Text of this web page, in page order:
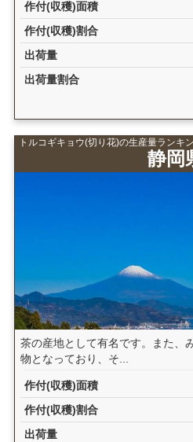
作付(収穫)面積
作付(収穫)割合
出荷量
出荷量割合
トルコギキョウ(切り花)の生産量ランキ
静岡
茶の産地として有名です。また、
物となっており、そ...
作付(収穫)面積
作付(収穫)割合
出荷量